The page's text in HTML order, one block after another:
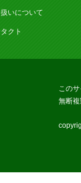
いについて
クト
この
無断複